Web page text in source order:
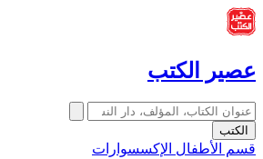
عصير الكتب
الكتب
قسم الأطفال الإكسسوارات